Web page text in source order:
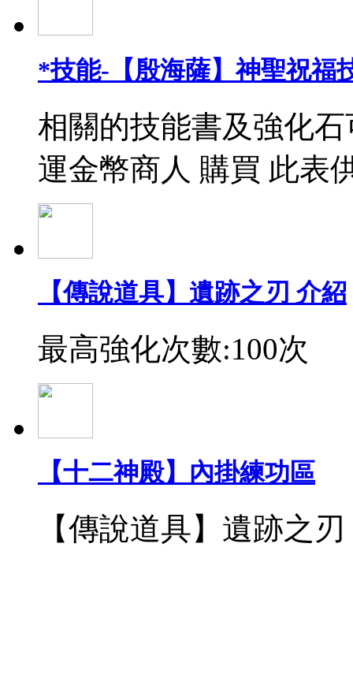
*技能-【殷海薩】神聖祝福
相關的技能書及強化
運金幣商人 購買 此表
【傳說道具】遺跡之刃 介紹
最高強化次數:100次
【十二神殿】內掛練功區
【傳說道具】遺跡之